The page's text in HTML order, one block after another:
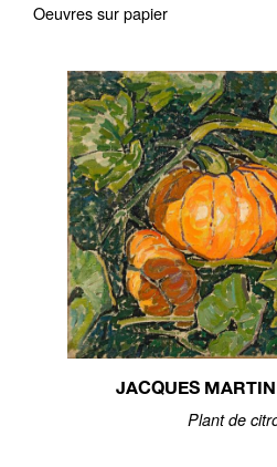
Oeuvres sur papier
JACQUES
Plant de